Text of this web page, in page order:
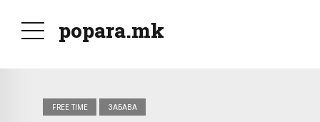
popara.mk
FREE TIME ЗАБАВА